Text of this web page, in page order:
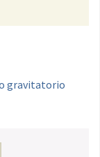
gravitatorio